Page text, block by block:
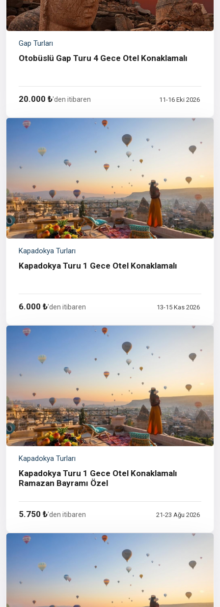
Gap Turları
Otobüslü Gap Turu 4 Gece Otel Konaklamalı
20.000 ₺'den itibaren 11-16 Eki 2026
Kapadokya Turları
Kapadokya Turu 1 Gece Otel Konaklamalı
6.000 ₺'den itibaren 13-15 Kas 2026
Kapadokya Turları
Kapadokya Turu 1 Gece Otel Konaklamalı
Ramazan Bayramı Özel
5.750 ₺'den itibaren 21-23 Ağu 2026